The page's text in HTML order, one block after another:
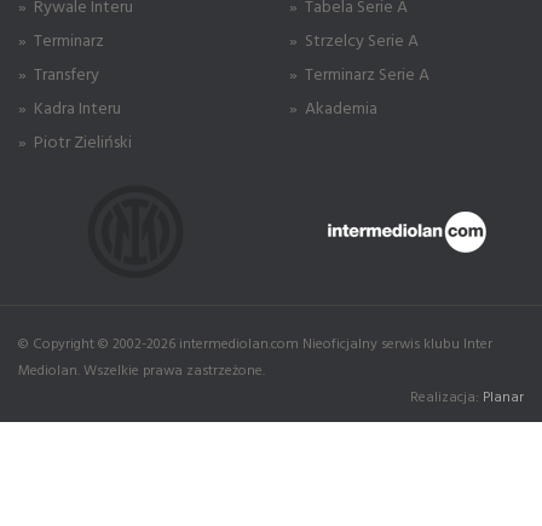
» Rywale Interu
» Terminarz
» Transfery
» Kadra Interu
» Piotr Zieliński
» Tabela Serie A
» Strzelcy Serie A
» Terminarz Serie A
» Akademia
© Copyright © 2002-2026 intermediolan.com Nieoficjalny serwis klubu Inter
Mediolan. Wszelkie prawa zastrzeżone.
Realizacja: Planar